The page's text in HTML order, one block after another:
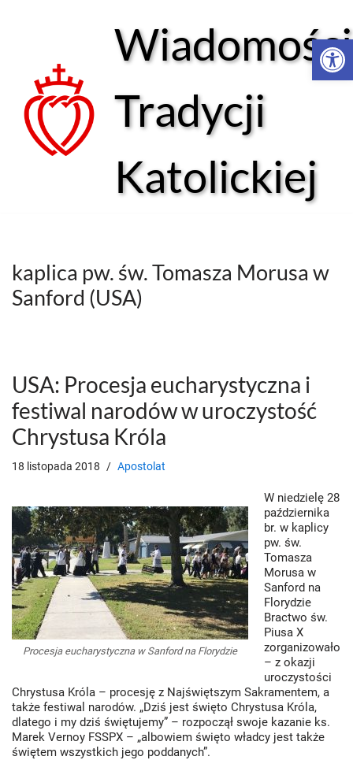
treści
Wiadomości
Tradycji
Katolickiej
kaplica pw. św. Tomasza Morusa w
Sanford (USA)
USA: Procesja eucharystyczna i
festiwal narodów w uroczystość
Chrystusa Króla
18 listopada 2018 Apostolat
Procesja eucharystyczna w Sanford na Florydzie
W niedzielę 28
października
br. w kaplicy
pw. św.
Tomasza
Morusa w
Sanford na
Florydzie
Bractwo św.
Piusa X
zorganizowało
– z okazji
uroczystości
Chrystusa Króla – procesję z Najświętszym Sakramentem, a
także festiwal narodów. „Dziś jest święto Chrystusa Króla,
dlatego i my dziś świętujemy” – rozpoczął swoje kazanie ks.
Marek Vernoy FSSPX – „albowiem święto władcy jest także
świętem wszystkich jego poddanych”.